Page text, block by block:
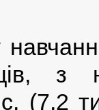
(7,2